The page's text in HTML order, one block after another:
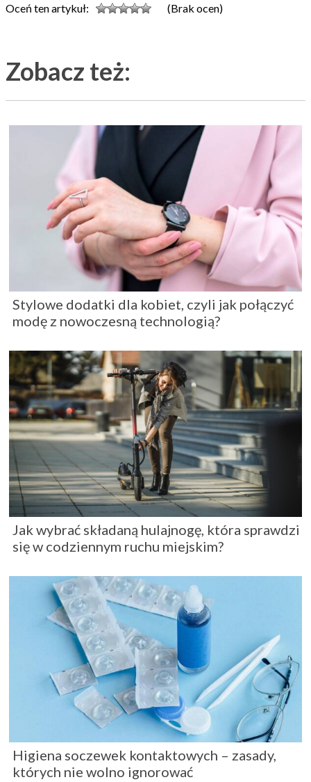
Oceń ten artykuł: (Brak ocen)
Zobacz też:
Stylowe dodatki dla kobiet, czyli jak połączyć
modę z nowoczesną technologią?
Jak wybrać składaną hulajnogę, która sprawdzi
się w codziennym ruchu miejskim?
Higiena soczewek kontaktowych – zasady,
których nie wolno ignorować